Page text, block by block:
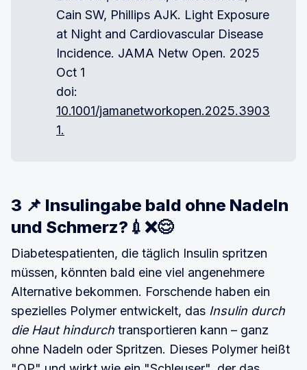
Cain SW, Phillips AJK. Light Exposure
at Night and Cardiovascular Disease
Incidence. JAMA Netw Open. 2025
Oct 1
doi:
10.1001/jamanetworkopen.2025.3903
1.
3 📌 Insulingabe bald ohne Nadeln
und Schmerz?💉❌😌
Diabetespatienten, die täglich Insulin spritzen
müssen, könnten bald eine viel angenehmere
Alternative bekommen. Forschende haben ein
spezielles Polymer entwickelt, das Insulin durch
die Haut hindurch transportieren kann – ganz
ohne Nadeln oder Spritzen. Dieses Polymer heißt